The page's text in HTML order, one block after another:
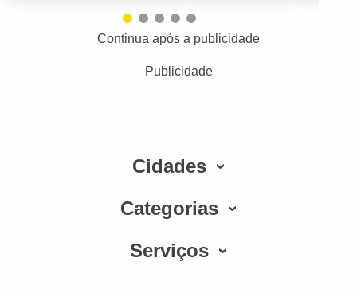
Continua após a publicidade
Publicidade
Cidades
Categorias
Serviços